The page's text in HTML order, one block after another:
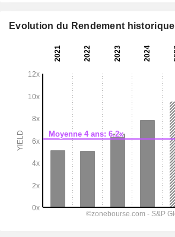
Evolution du Rendement historique